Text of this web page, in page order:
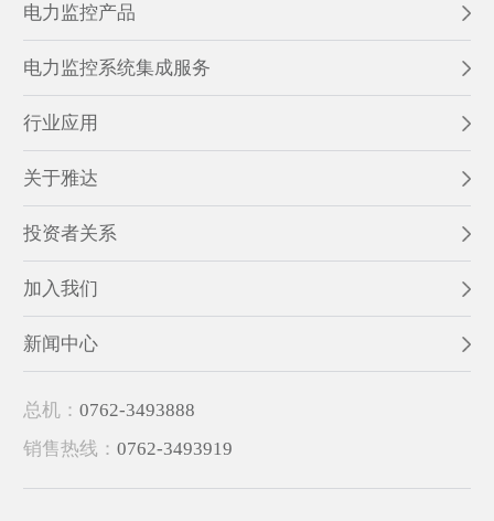
电力监控产品
电力监控系统集成服务
行业应用
关于雅达
投资者关系
加入我们
新闻中心
总机： 0762-3493888
销售热线： 0762-3493919